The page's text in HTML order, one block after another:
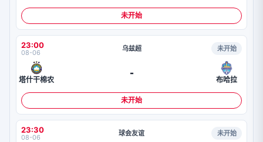
未开始
23:00
08-06 乌兹超 未开始
塔什干棉农
-
布哈拉
未开始
23:30
08-06 球会友谊 未开始